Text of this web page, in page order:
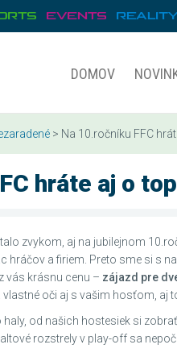
DOMOV
> Na 10.ročníku FFC
hráte aj o
zvykom, aj na jubilejnom
hráčov a firiem. Preto sme si s
vás krásnu cenu – zájazd pre
vlastné oči aj s vašim hosťom, aj
od našich hostesiek si
rozstrely v play-off sa